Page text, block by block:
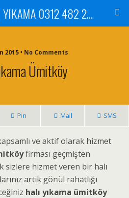
ANKARA HALI YIKAMA 0312 482 20 01 ÇİLEK HALI YIKAMA KOLTUK YIKAMA DİKMEN ÇANKAYA GÖLBAŞI MAMAK
2015 • No Comments
Ümitköy
Pin Mail SMS
ve aktif olarak hizmet
firması geçmişten
sizlere hizmet veren bir halı
artık gönül rahatlığı
halı yıkama ümitköy